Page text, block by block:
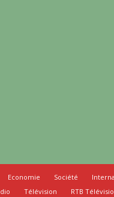
Economie Société
Télévision RTB